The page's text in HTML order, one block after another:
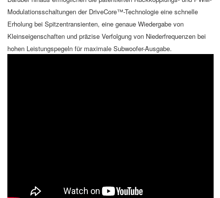
Modulationsschaltungen der DriveCore™-Technologie eine schnelle
Erholung bei Spitzentransienten, eine genaue Wiedergabe von
Kleinseigenschaften und präzise Verfolgung von Niederfrequenzen bei
hohen Leistungspegeln für maximale Subwoofer-Ausgabe.